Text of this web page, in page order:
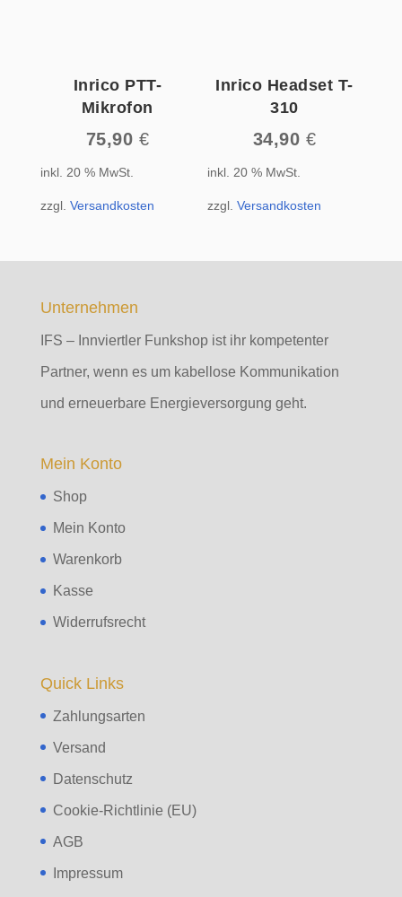
Inrico PTT-
Mikrofon
75,90 €
inkl. 20 % MwSt.
zzgl. Versandkosten
Inrico Headset T-
310
34,90 €
inkl. 20 % MwSt.
zzgl.Versandkosten
Unternehmen
IFS – Innviertler Funkshop ist ihr kompetenter
Partner, wenn es um kabellose Kommunikation
und erneuerbare Energieversorgung geht.
Mein Konto
Shop
Mein Konto
Warenkorb
Kasse
Widerrufsrecht
Quick Links
Zahlungsarten
Versand
Datenschutz
Cookie-Richtlinie (EU)
AGB
Impressum